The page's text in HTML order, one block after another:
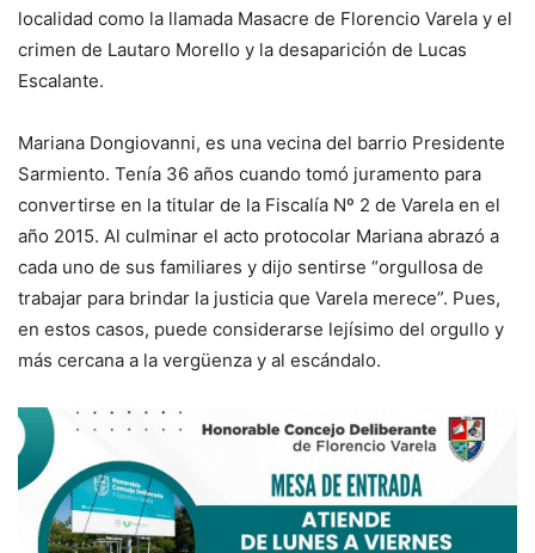
localidad como la llamada Masacre de Florencio Varela y el
crimen de Lautaro Morello y la desaparición de Lucas
Escalante.
Mariana Dongiovanni, es una vecina del barrio Presidente
Sarmiento. Tenía 36 años cuando tomó juramento para
convertirse en la titular de la Fiscalía Nº 2 de Varela en el
año 2015. Al culminar el acto protocolar Mariana abrazó a
cada uno de sus familiares y dijo sentirse “orgullosa de
trabajar para brindar la justicia que Varela merece”. Pues,
en estos casos, puede considerarse lejísimo del orgullo y
más cercana a la vergüenza y al escándalo.